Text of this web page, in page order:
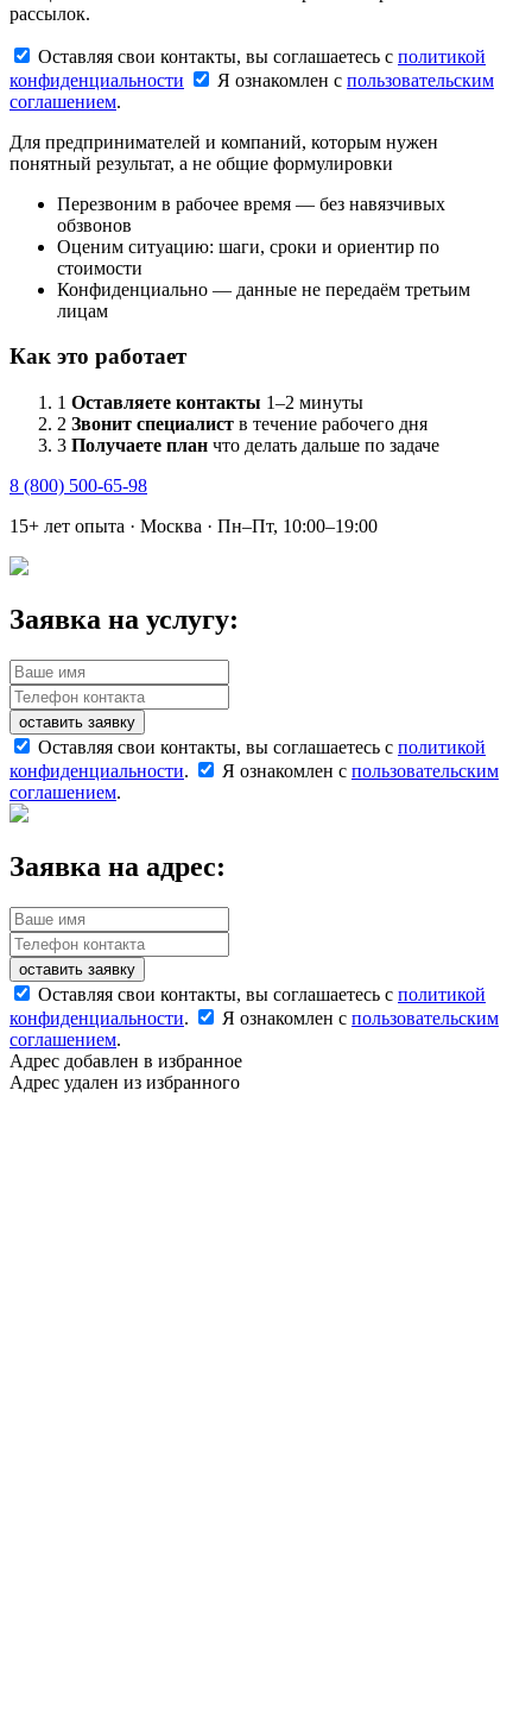
рассылок.
Оставляя свои контакты, вы соглашаетесь с политикой
конфиденциальности
Я ознакомлен с пользовательским
соглашением.
Для предпринимателей и компаний, которым нужен
понятный результат, а не общие формулировки
Перезвоним в рабочее время — без навязчивых
обзвонов
Оценим ситуацию: шаги, сроки и ориентир по
стоимости
Конфиденциально — данные не передаём третьим
лицам
Как это работает
1 Оставляете контакты 1–2 минуты
2 Звонит специалист в течение рабочего дня
3 Получаете план что делать дальше по задаче
8 (800) 500-65-98
15+ лет опыта · Москва · Пн–Пт, 10:00–19:00
Заявка на услугу:
оставить заявку
Оставляя свои контакты, вы соглашаетесь с политикой
конфиденциальности. Я ознакомлен с пользовательским
соглашением.
Заявка на адрес:
оставить заявку
Оставляя свои контакты, вы соглашаетесь с политикой
конфиденциальности. Я ознакомлен с пользовательским
соглашением.
Адрес добавлен в избранное
Адрес удален из избранного